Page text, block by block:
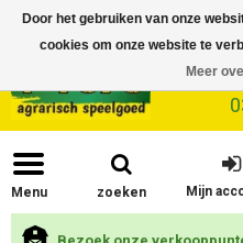
Menu zoeken Mijn
Door het gebruiken van onze
cookies om onze website te
Meer